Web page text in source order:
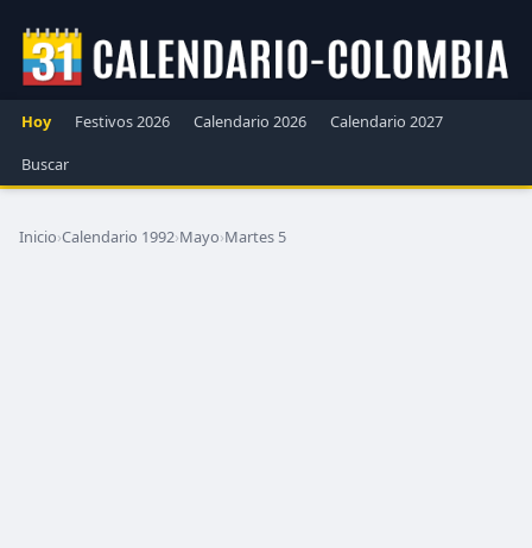
Hoy Festivos 2026 Calendario 2026
Calendario 2027
Buscar
Inicio›Calendario 1992›Mayo›Martes 5